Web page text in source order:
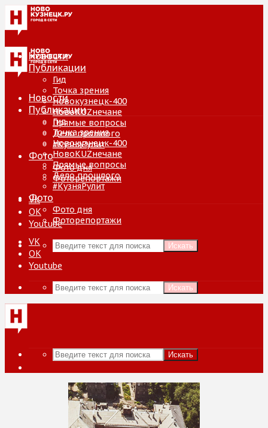
Новости
Публикации
Гид
Точка зрения
Новокузнецк-400
НовоKUZнечане
Прямые вопросы
Дело прошлого
#КузняРулит
Фото
Фото дня
Фоторепортажи
VK
ОК
Youtube
Искать
Новости
Публикации
Гид
Точка зрения
Новокузнецк-400
НовоKUZнечане
Прямые вопросы
Дело прошлого
#КузняРулит
Фото
Фото дня
Фоторепортажи
VK
ОК
Youtube
Искать
Искать